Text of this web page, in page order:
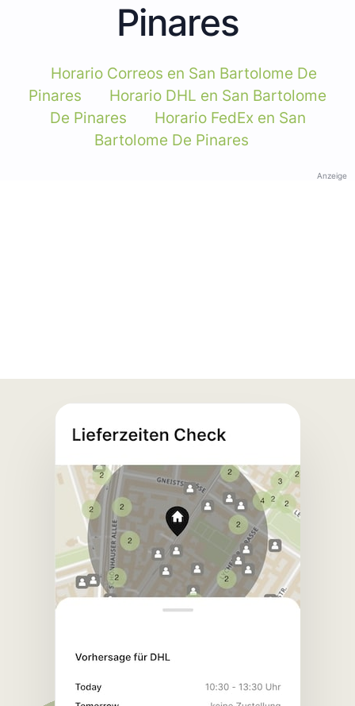
Pinares
Horario Correos en San Bartolome De
Pinares
Horario DHL en San Bartolome
De Pinares
Horario FedEx en San
Bartolome De Pinares
Anzeige